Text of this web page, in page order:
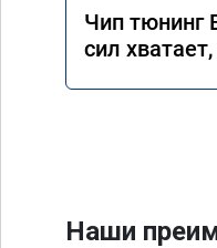
Чип тюнинг
сил
Наши